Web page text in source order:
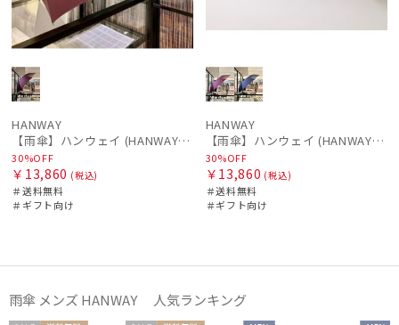
ハンウェイ
MACKINTOSH PHILOSOPHY
アザーブランド
POLO RALPH LAUREN
urawaza
お気に入り
HANWAY
【雨傘】ハンウェイ (HANWAY) 日本製
30%OFF
￥13,860 (税込)
＃送料無料
＃ギフト向け
HANWAY
【雨傘】ハンウェイ (HANWAY) 日本製
30%OFF
￥13,860 (税込)
＃送料無料
＃ギフト向け
雨傘 メンズ HANWAY 人気ランキング